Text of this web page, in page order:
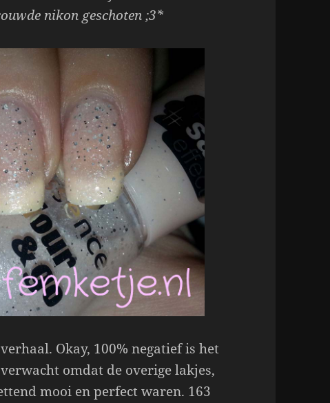
nikon geschoten ;3*
Okay, 100% negatief is het
omdat de overige lakjes,
mooi en perfect waren. 163